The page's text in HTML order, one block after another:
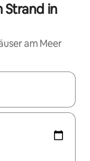
in
am Meer
mit den